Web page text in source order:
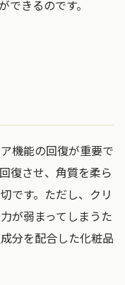
できるのです。
機能の回復が重要で
復させ、角質を柔ら
です。ただし、クリ
が弱まってしまうた
分を配合した化粧品